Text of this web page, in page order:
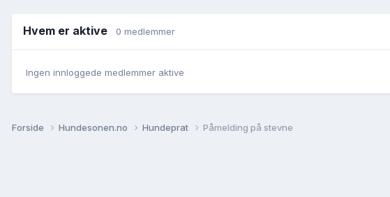
Hvem er aktive 0 medlemmer
Ingen innloggede medlemmer aktive
Forside Hundesonen.no Hundeprat Påmelding på stevne